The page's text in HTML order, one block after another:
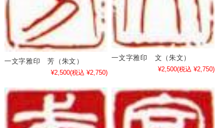
一文字雅印 芳（朱文）
¥2,500(税込 ¥2,750)
一文字雅印 文（朱文）
¥2,500(税込 ¥2,750)